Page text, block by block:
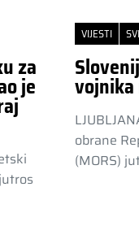
za
je
VIJESTI
vojnika
obrane
(MORS)